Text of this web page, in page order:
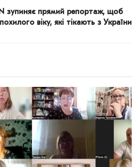
зупиняє прямий репортаж, щоб
віку, які тікають з України